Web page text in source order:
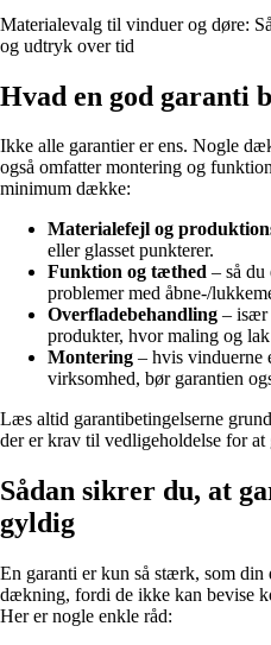
Materialevalg til vinduer og døre:
og udtryk over tid
Hvad en god garanti
Ikke alle garantier er ens. Nogle
også omfatter montering og
minimum dække:
Materialefejl og
eller glasset punkterer.
Funktion og tæthed – så
problemer med åbne-/
Overfladebehandling – især
produkter, hvor maling og
Montering – hvis vinduerne
virksomhed, bør garantien
Læs altid garantibetingelserne
der er krav til vedligeholdelse for
Sådan sikrer du, at
gyldig
En garanti er kun så stærk, som
dækning, fordi de ikke kan bevise
Her er nogle enkle råd: